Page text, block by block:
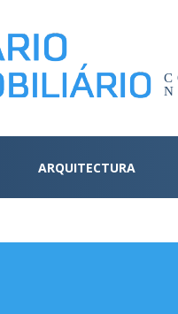
ARQUITECTURA